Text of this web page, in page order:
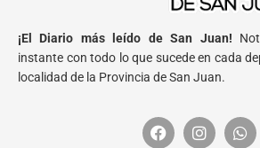
¡El Diario más leído de San Juan!
instante con todo lo que sucede en cada
localidad de la Provincia de San Juan.